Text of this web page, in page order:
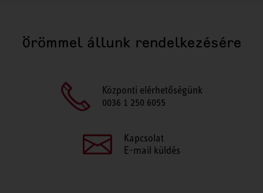
Örömmel állunk rendelkezésére
Központi elérhetőségünk
0036 1 250 6055
Kapcsolat
E-mail küldés